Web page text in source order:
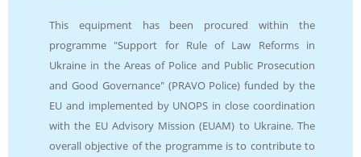
This equipment has been procured within the
programme "Support for Rule of Law Reforms in
Ukraine in the Areas of Police and Public Prosecution
and Good Governance" (PRAVO Police) funded by the
EU and implemented by UNOPS in close coordination
with the EU Advisory Mission (EUAM) to Ukraine. The
overall objective of the programme is to contribute to